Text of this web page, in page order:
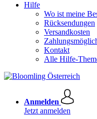
Hilfe
Wo ist meine
Rücksendungen
Versandkosten
Kontakt
Alle Hilfe-
Anmelden
Jetzt anmelden